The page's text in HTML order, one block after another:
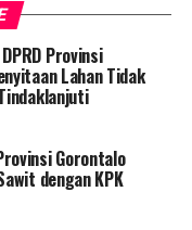
pentingnya
serta
kepemilikan,
korupsi
sawit agar lebih
manfaat
daerah,” ujar
Provinsi
Lahan Tidak
Gorontalo
dengan KPK